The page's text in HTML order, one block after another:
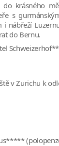
krásného
s
i nábřeží
do Bernu.
v Zurichu k